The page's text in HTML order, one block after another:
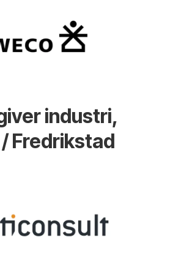
industri,
Fredrikstad